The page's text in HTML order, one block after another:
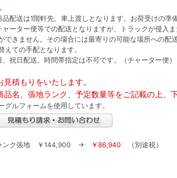
品配送は1階軒先、車上渡しとなります。お荷受けの準
ャーター便等での配送となりますが、トラックが侵入
できません。その場合には最寄りの可能な場所への配
えての手配となります。
、祝日配送、時間帯指定は不可です。（チャーター便）
見積もりをいたします。
品名、張地ランク、予定数量等をご記載の上、
グルフォームを使用しています。
ンク張地 ￥144,900 → ￥86,940 （別途税）